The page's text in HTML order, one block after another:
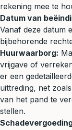
rekening mee te
Datum van
Vanaf deze datum
bijbehorende
Huurwaarborg:
vrijgave of
er een
uittreding, net
van het pand te
stellen.